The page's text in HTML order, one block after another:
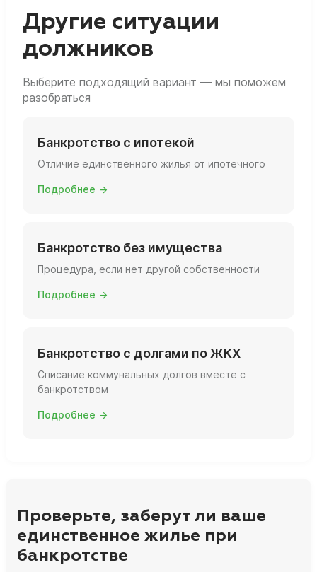
вы фактически живёте, есть ли ещё объекты
и какова их площадь и статус.
Другие ситуации
должников
Выберите подходящий вариант — мы поможем
разобраться
Банкротство с ипотекой
Отличие единственного жилья от ипотечного
Подробнее →
Банкротство без имущества
Процедура, если нет другой собственности
Подробнее →
Банкротство с долгами по ЖКХ
Списание коммунальных долгов вместе с
банкротством
Подробнее →
Проверьте, заберут ли ваше
единственное жилье при
банкротстве